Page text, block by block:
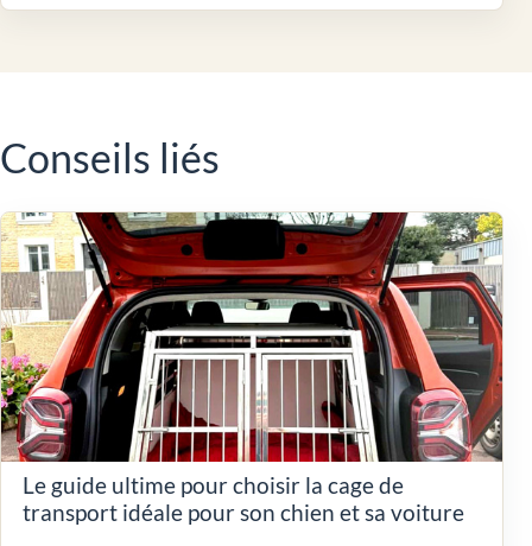
Conseils liés
Le guide ultime pour choisir la cage de
transport idéale pour son chien et sa voiture